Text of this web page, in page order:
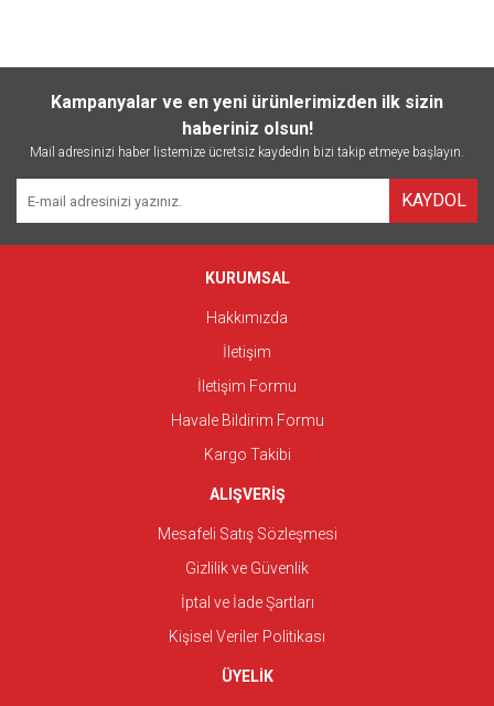
Kampanyalar ve en yeni ürünlerimizden ilk sizin
haberiniz olsun!
Mail adresinizi haber listemize ücretsiz kaydedin bizi takip etmeye başlayın.
KAYDOL
KURUMSAL
Hakkımızda
İletişim
İletişim Formu
Havale Bildirim Formu
Kargo Takibi
ALIŞVERİŞ
Mesafeli Satış Sözleşmesi
Gizlilik ve Güvenlik
İptal ve İade Şartları
Kişisel Veriler Politikası
ÜYELİK